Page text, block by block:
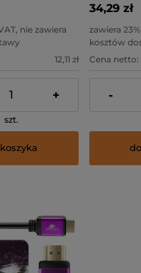
nie zawiera
12,11 zł
+
szt.
34,29 zł
zawiera
kosztów
Cena netto:
-